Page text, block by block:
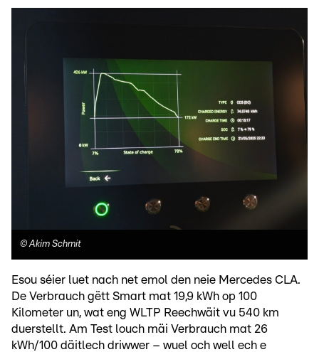
©Akim Schmit
Esou séier luet nach net emol den neie Mercedes CLA.
De Verbrauch gëtt Smart mat 19,9 kWh op 100
Kilometer un, wat eng WLTP Reechwäit vu 540 km
duerstellt. Am Test louch mäi Verbrauch mat 26
kWh/100 däitlech driwwer – wuel och well ech e